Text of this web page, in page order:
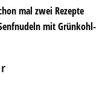
mal zwei Rezepte
mit Grünkohl-